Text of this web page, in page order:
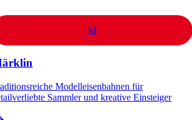
M
Modelleisenbahnen für
Sammler und kreative Einsteiger